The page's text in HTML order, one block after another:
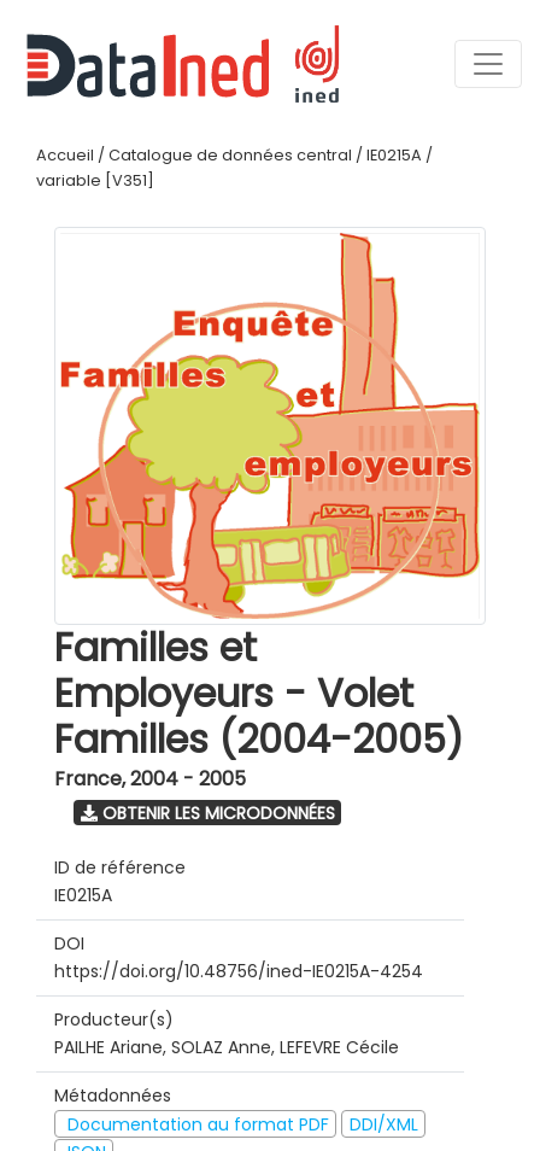
Accueil / Catalogue de données central / IE0215A /
variable [V351]
Familles et
Employeurs - Volet
Familles (2004-2005)
France,2004 - 2005
OBTENIR LES MICRODONNÉES
ID de référence
IE0215A
DOI
https://doi.org/10.48756/ined-IE0215A-4254
Producteur(s)
PAILHE Ariane, SOLAZ Anne, LEFEVRE Cécile
Métadonnées
Documentation au format PDF
DDI/XML